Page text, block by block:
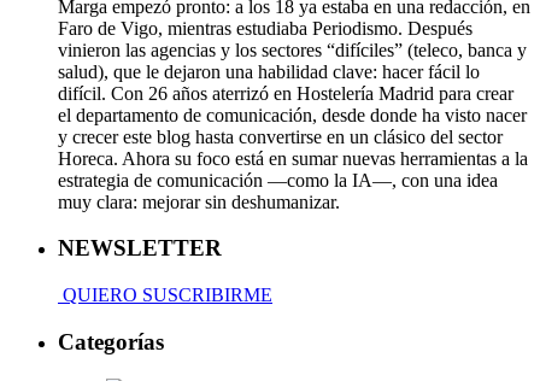
Marga empezó pronto: a los 18 ya estaba en una redacción, en
Faro de Vigo, mientras estudiaba Periodismo. Después
vinieron las agencias y los sectores “difíciles” (teleco, banca y
salud), que le dejaron una habilidad clave: hacer fácil lo
difícil. Con 26 años aterrizó en Hostelería Madrid para crear
el departamento de comunicación, desde donde ha visto nacer
y crecer este blog hasta convertirse en un clásico del sector
Horeca. Ahora su foco está en sumar nuevas herramientas a la
estrategia de comunicación —como la IA—, con una idea
muy clara: mejorar sin deshumanizar.
NEWSLETTER
QUIERO SUSCRIBIRME
Categorías